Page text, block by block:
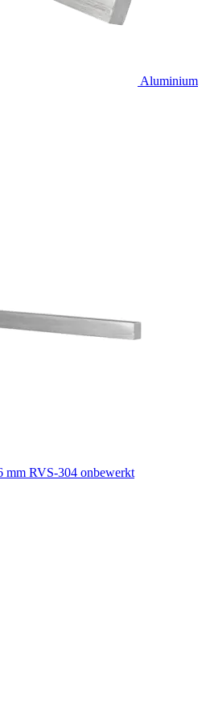
Aluminium
mm RVS-304 onbewerkt